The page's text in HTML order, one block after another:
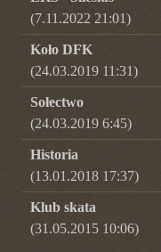
(7.11.2022 21:01)
Koło DFK
(24.03.2019 11:31)
Sołectwo
(24.03.2019 6:45)
Historia
(13.01.2018 17:37)
Klub skata
(31.05.2015 10:06)